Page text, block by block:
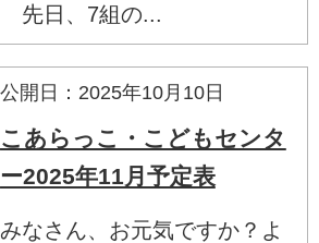
先日、7組の...
公開日：2025年10月10日
こあらっこ・こどもセンタ
ー2025年11月予定表
みなさん、お元気ですか？よ